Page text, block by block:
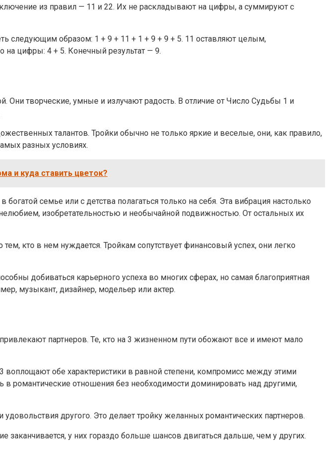
из правил — 11 и 22. Их не раскладывают на цифры, а суммируют с
следующим образом: 1 + 9 + 11 + 1 + 9 + 9 + 5. 11 оставляют целым,
на цифры: 4 + 5. Конечный результат — 9.
творческие, умные и излучают радость. В отличие от Число Судьбы 1 и
талантов. Тройки обычно не только яркие и веселые, они, как правило,
разных условиях.
и куда ставить цветок?
семье или с детства полагаться только на себя. Эта вибрация настолько
изобретательностью и необычайной подвижностью. От остальных их
кто в нем нуждается. Тройкам сопутствует финансовый успех, они легко
добиваться карьерного успеха во многих сферах, но самая благоприятная
музыкант, дизайнер, модельер или актер.
партнеров. Те, кто на 3 жизненном пути обожают все и имеют мало
обе характеристики в равной степени, компромисс между этими
в романтические отношения без необходимости доминировать над другими,
другого. Это делает тройку желанных романтических партнеров.
заканчивается, у них гораздо больше шансов двигаться дальше, чем у других.